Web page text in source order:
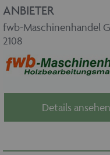
ANBIETER
fwb-Maschinenhandel
2108
Details